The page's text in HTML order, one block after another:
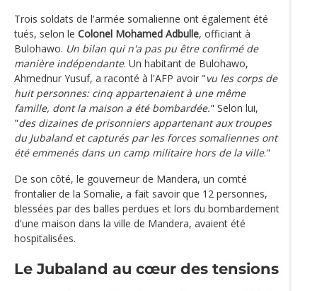
Trois soldats de l'armée somalienne ont également été
tués, selon le Colonel Mohamed Adbulle, officiant à
Bulohawo. Un bilan qui n'a pas pu être confirmé de
manière indépendante. Un habitant de Bulohawo,
Ahmednur Yusuf, a raconté à l'AFP avoir "vu les corps de
huit personnes: cinq appartenaient à une même
famille, dont la maison a été bombardée." Selon lui,
"des dizaines de prisonniers appartenant aux troupes
du Jubaland et capturés par les forces somaliennes ont
été emmenés dans un camp militaire hors de la ville."
De son côté, le gouverneur de Mandera, un comté
frontalier de la Somalie, a fait savoir que 12 personnes,
blessées par des balles perdues et lors du bombardement
d'une maison dans la ville de Mandera, avaient été
hospitalisées.
Le Jubaland au cœur des tensions